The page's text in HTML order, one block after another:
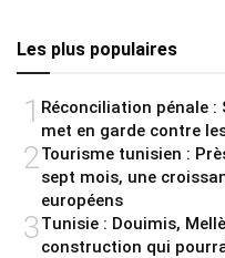
Les plus populaires
1 Réconciliation pénale
met en garde contre
2 Tourisme tunisien :
sept mois, une
européens
3Tunisie : Douimis,
construction qui